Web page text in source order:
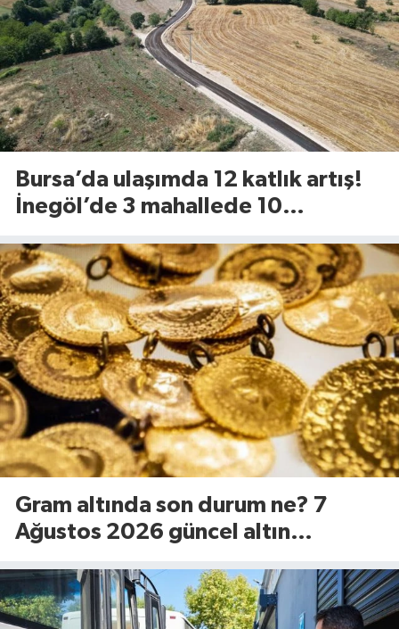
Bursa’da ulaşımda 12 katlık artış!
İnegöl’de 3 mahallede 10
Gram altında son durum ne? 7
Ağustos 2026 güncel altın